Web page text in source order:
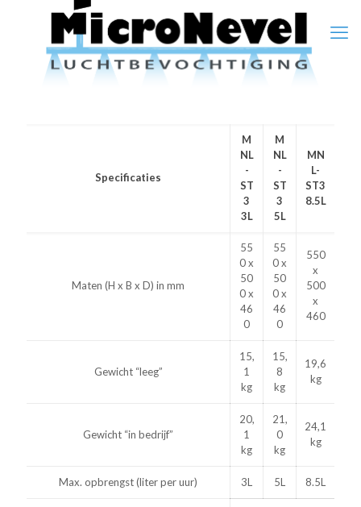
Specificaties
M
NL
-
ST
3
3L
M
NL
-
ST
3
5L
MN
L-
ST3
8.5L
Maten (H x B x D) in mm
55
0 x
50
0 x
46
0
55
0 x
50
0 x
46
0
550
x
500
x
460
Gewicht “leeg”
15,
1
kg
15,
8
kg
19,6
kg
Gewicht “in bedrijf”
20,
1
kg
21,
0
kg
24,1
kg
Max. opbrengst (liter per uur) 3L 5L 8.5L